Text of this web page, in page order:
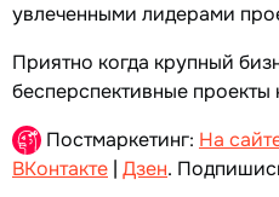
увлеченными лидерами
Приятно когда крупный
бесперспективные
Постмаркетинг: На
ВКонтакте | Дзен.